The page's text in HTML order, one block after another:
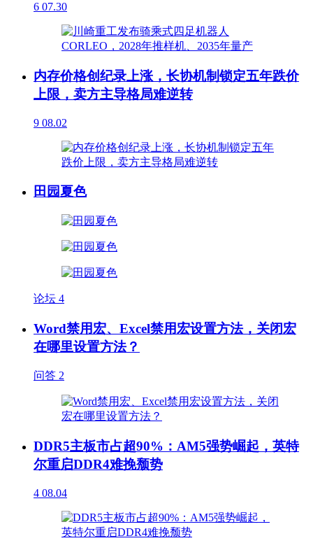
6 07.30
内存价格创纪录上涨，长协机制锁定五年跌价
上限，卖方主导格局难逆转
9 08.02
田园夏色
论坛 4
Word禁用宏、Excel禁用宏设置方法，关闭宏
在哪里设置方法？
问答 2
DDR5主板市占超90%：AM5强势崛起，英特
尔重启DDR4难挽颓势
4 08.04